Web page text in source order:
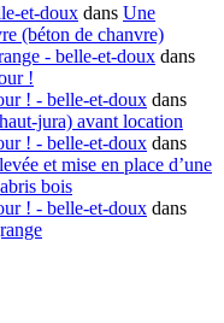
et-doux dans Une
(béton de chanvre)
- belle-et-doux dans
!
! - belle-et-doux dans
jura) avant location
! - belle-et-doux dans
et mise en place d’une
bois
! - belle-et-doux dans